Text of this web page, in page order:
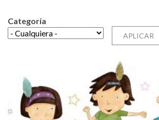
Categoría